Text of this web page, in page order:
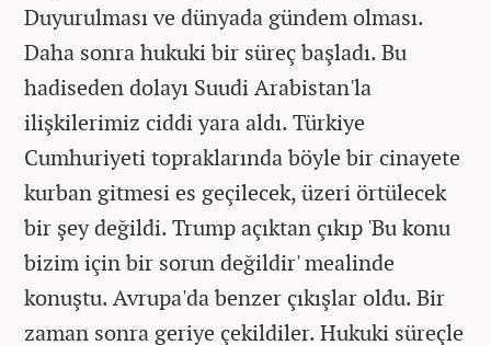
Duyurulması ve dünyada gündem olması.
Daha sonra hukuki bir süreç başladı. Bu
hadiseden dolayı Suudi Arabistan'la
ilişkilerimiz ciddi yara aldı. Türkiye
Cumhuriyeti topraklarında böyle bir cinayete
kurban gitmesi es geçilecek, üzeri örtülecek
bir şey değildi. Trump açıktan çıkıp 'Bu konu
bizim için bir sorun değildir' mealinde
konuştu. Avrupa'da benzer çıkışlar oldu. Bir
zaman sonra geriye çekildiler. Hukuki süreçle